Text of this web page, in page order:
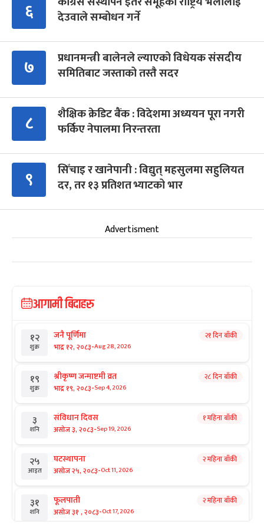
६
देउवाले सम्बोधन गर्ने
७
प्रधानमन्त्री बालेनले ल्याएको विधेयक संसदीय
समितिबाट जस्ताको तस्तै सदर
८
शैक्षिक क्रेडिट बैंक : विदेशमा अध्ययन पूरा नगरी
फर्किए नेपालमा निरन्तरता
९
सिँचाइ र खानेपानी : विद्युत् महसुलमा सहुलियत
दर, तर १३ प्रतिशत भ्याटको भार
Advertisment
आगामी बिदाहरु
१२
शुक्र
जनै पूर्णिमा
भाद्र १२, २०८३-Aug 28, 2026
२१ दिन बाँकी
१९
शुक्र
श्रीकृष्ण जन्माष्टमी व्रत
भाद्र १९, २०८३-Sep 4, 2026
२८ दिन बाँकी
३
शनि
संविधान दिवस
असोज ३, २०८३-Sep 19, 2026
१ महिना बाँकी
२५
आइत
घटस्थापना
असोज २५, २०८३-Oct 11, 2026
२ महिना बाँकी
३१
शनि
फूलपाती
असोज ३१ , २०८३-Oct 17, 2026
२ महिना बाँकी